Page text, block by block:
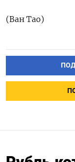
(Ван Тао)